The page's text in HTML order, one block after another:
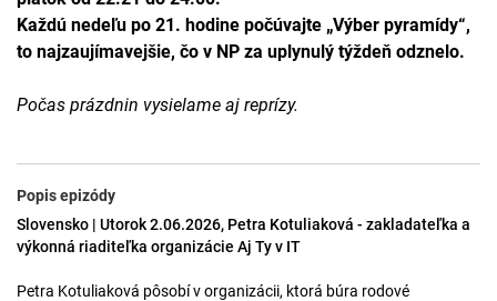
Každú nedeľu po 21. hodine počúvajte „Výber pyramídy“,
to najzaujímavejšie, čo v NP za uplynulý týždeň odznelo.
Počas prázdnin vysielame aj reprízy.
Popis epizódy
Slovensko | Utorok 2.06.2026, Petra Kotuliaková - zakladateľka a
výkonná riaditeľka organizácie Aj Ty v IT
Petra Kotuliaková pôsobí v organizácii, ktorá búra rodové